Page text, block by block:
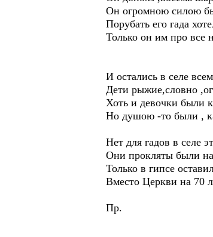
Он огромною силою
Порубать его гада
Только он им про все
И остались в селе
Дети рыжие,словно
Хоть и девочки были
Но душою -то были ,
Нет для гадов в селе
Они прокляты были
Только в гипсе
Вместо Церкви на 70
Пр.